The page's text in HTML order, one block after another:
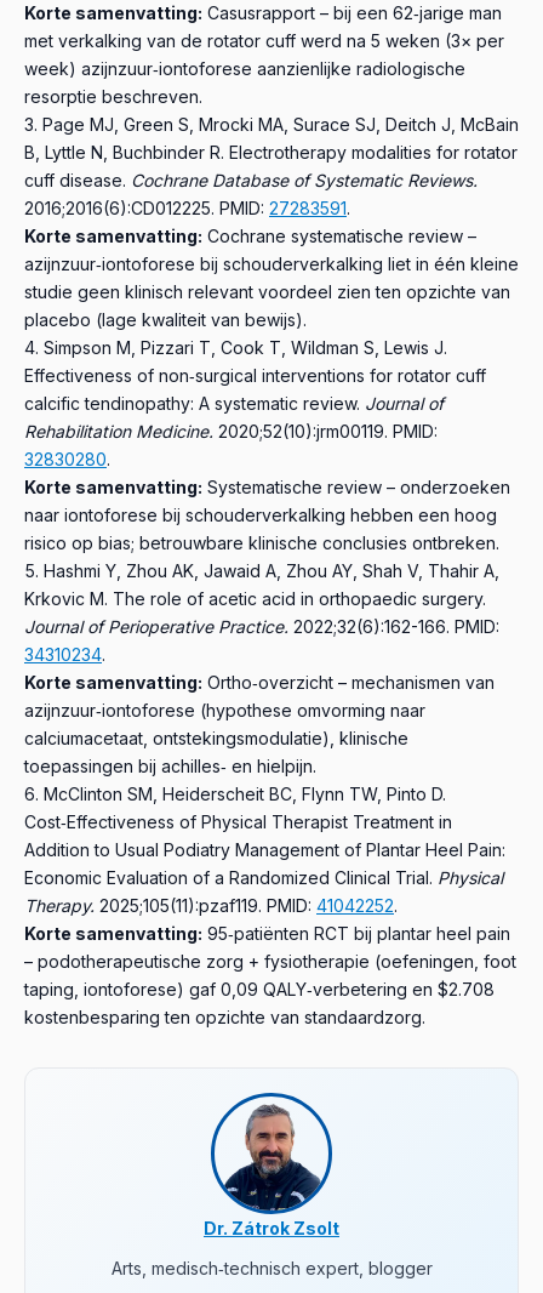
Korte samenvatting: Casusrapport – bij een 62‑jarige man
met verkalking van de rotator cuff werd na 5 weken (3× per
week) azijnzuur‑iontoforese aanzienlijke radiologische
resorptie beschreven.
Page MJ, Green S, Mrocki MA, Surace SJ, Deitch J, McBain
B, Lyttle N, Buchbinder R. Electrotherapy modalities for rotator
cuff disease. Cochrane Database of Systematic Reviews.
2016;2016(6):CD012225. PMID: 27283591.
Korte samenvatting: Cochrane systematische review –
azijnzuur‑iontoforese bij schouderverkalking liet in één kleine
studie geen klinisch relevant voordeel zien ten opzichte van
placebo (lage kwaliteit van bewijs).
Simpson M, Pizzari T, Cook T, Wildman S, Lewis J.
Effectiveness of non‑surgical interventions for rotator cuff
calcific tendinopathy: A systematic review. Journal of
Rehabilitation Medicine. 2020;52(10):jrm00119. PMID:
32830280.
Korte samenvatting: Systematische review – onderzoeken
naar iontoforese bij schouderverkalking hebben een hoog
risico op bias; betrouwbare klinische conclusies ontbreken.
Hashmi Y, Zhou AK, Jawaid A, Zhou AY, Shah V, Thahir A,
Krkovic M. The role of acetic acid in orthopaedic surgery.
Journal of Perioperative Practice. 2022;32(6):162-166. PMID:
34310234.
Korte samenvatting: Ortho‑overzicht – mechanismen van
azijnzuur‑iontoforese (hypothese omvorming naar
calciumacetaat, ontstekingsmodulatie), klinische
toepassingen bij achilles‑ en hielpijn.
McClinton SM, Heiderscheit BC, Flynn TW, Pinto D.
Cost‑Effectiveness of Physical Therapist Treatment in
Addition to Usual Podiatry Management of Plantar Heel Pain:
Economic Evaluation of a Randomized Clinical Trial. Physical
Therapy. 2025;105(11):pzaf119. PMID: 41042252.
Korte samenvatting: 95‑patiënten RCT bij plantar heel pain
– podotherapeutische zorg + fysiotherapie (oefeningen, foot
taping, iontoforese) gaf 0,09 QALY‑verbetering en $2.708
kostenbesparing ten opzichte van standaardzorg.
Dr. Zátrok Zsolt
Arts, medisch‑technisch expert, blogger